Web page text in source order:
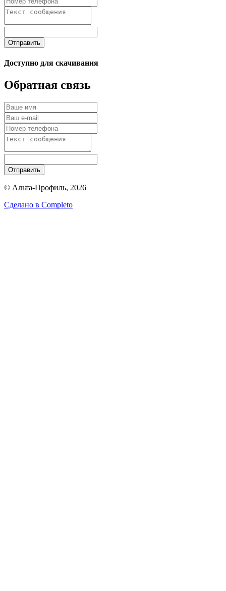
Отправить
Доступно для скачивания
Обратная связь
Отправить
© Альта-Профиль, 2026
Сделано в Completo